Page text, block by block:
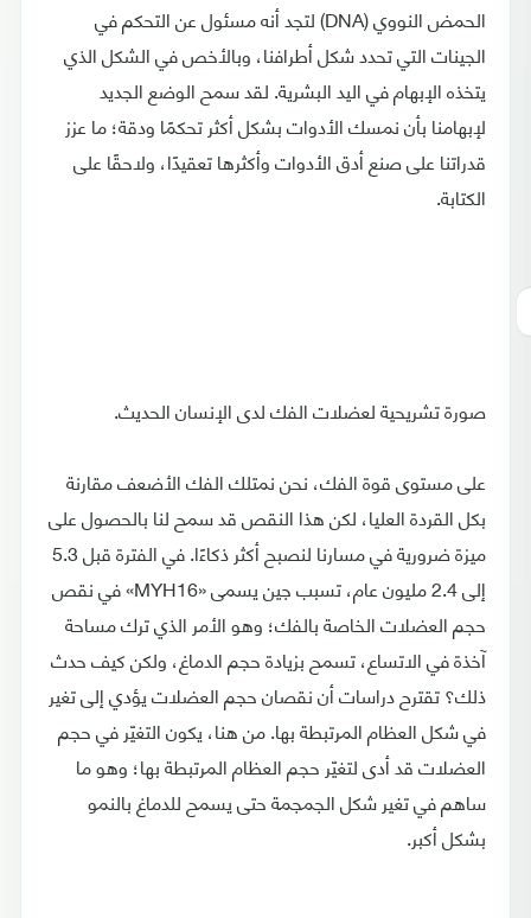
الحمض النووي (DNA) لتجد أنه مسئول عن التحكم في
الجينات التي تحدد شكل أطرافنا، وبالأخص في الشكل الذي
يتخذه الإبهام في اليد البشرية. لقد سمح الوضع الجديد
لإبهامنا بأن نمسك الأدوات بشكل أكثر تحكمًا ودقة؛ ما عزز
قدراتنا على صنع أدق الأدوات وأكثرها تعقيدًا، ولاحقًا على
الكتابة.
صورة تشريحية لعضلات الفك لدى الإنسان الحديث.
على مستوى قوة الفك، نحن نمتلك الفك الأضعف مقارنة
بكل القردة العليا، لكن هذا النقص قد سمح لنا بالحصول على
ميزة ضرورية في مسارنا لنصبح أكثر ذكاءًا. في الفترة قبل 5.3
إلى 2.4 مليون عام، تسبب جين يسمى «MYH16» في نقص
حجم العضلات الخاصة بالفك؛ وهو الأمر الذي ترك مساحة
آخذة في الاتساع، تسمح بزيادة حجم الدماغ، ولكن كيف حدث
ذلك؟ تقترح دراسات أن نقصان حجم العضلات يؤدي إلى تغير
في شكل العظام المرتبطة بها. من هنا، يكون التغيّر في حجم
العضلات قد أدى لتغيّر حجم العظام المرتبطة بها؛ وهو ما
ساهم في تغير شكل الجمجمة حتى يسمح للدماغ بالنمو
بشكل أكبر.